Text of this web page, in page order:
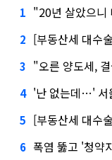
1 "20년 살았으니
2 [부동산세 대수
3 "오른 양도세,
4 '난 없는데…' 서
5 [부동산세 대수
6 폭염 뚫고 '청약